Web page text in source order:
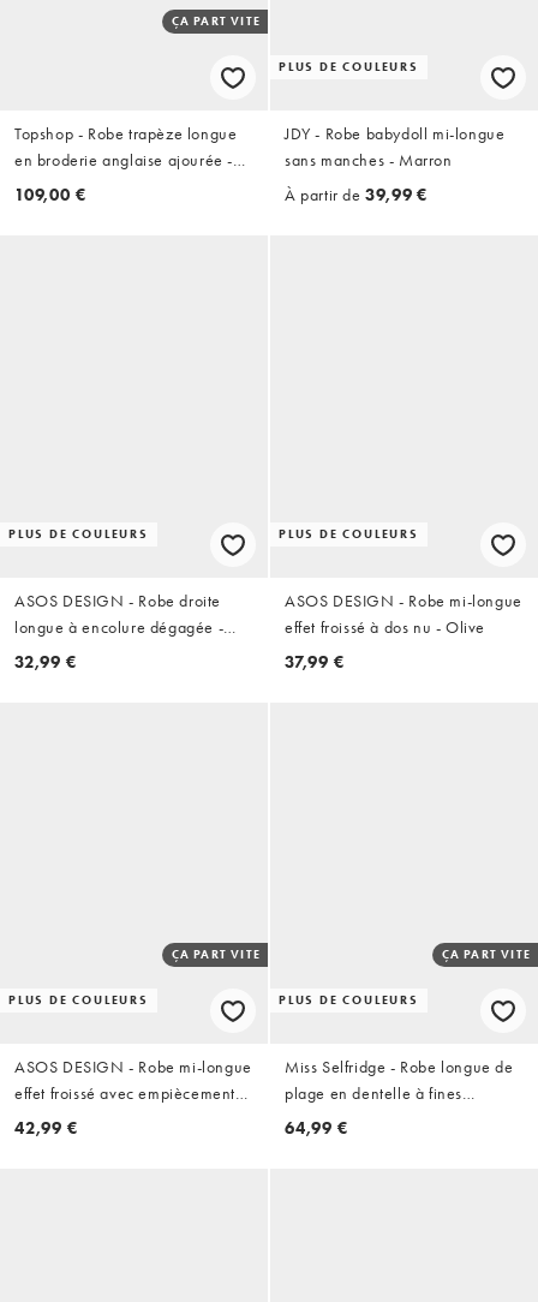
ÇA PART VITE
Topshop - Robe trapèze longue
en broderie anglaise ajourée -
Blanc
109,00 €
PLUS DE COULEURS
JDY - Robe babydoll mi-longue
sans manches - Marron
À partir de 39,99 €
PLUS DE COULEURS
ASOS DESIGN - Robe droite
longue à encolure dégagée -
Noir
32,99 €
PLUS DE COULEURS
ASOS DESIGN - Robe mi-longue
effet froissé à dos nu - Olive
37,99 €
PLUS DE COULEURS
ÇA PART VITE
ASOS DESIGN - Robe mi-longue
effet froissé avec empiècements
et encolure carrée - Taupe
42,99 €
PLUS DE COULEURS
ÇA PART VITE
Miss Selfridge - Robe longue de
plage en dentelle à fines
bretelles et détail noué -
64,99 €